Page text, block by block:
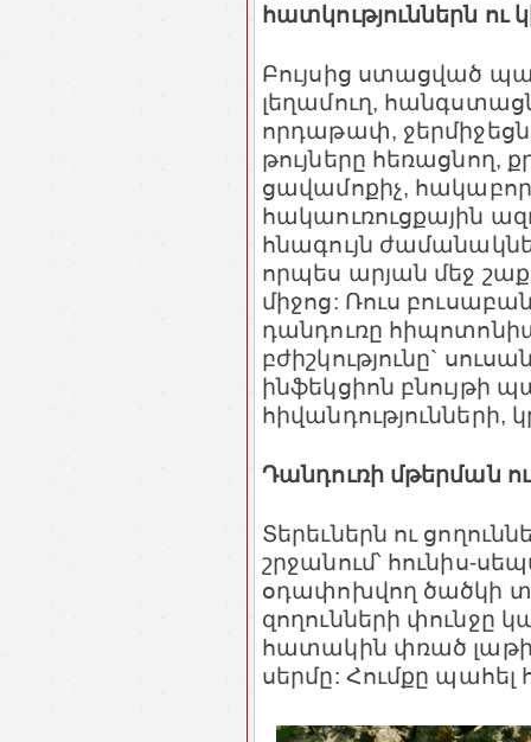
հատկություններն ու
Բույսից ստացված
լեղամուղ,
որդաթափ,
թույները հեռացնող,
ցավամոքիչ,
հակաուռուցքային
հնագույն
որպես արյան մեջ
միջոց: Ռուս
դանդուռը
բժիշկությունը`
ինֆեկցիոն բնույթի
հիվանդությունների,
Դանդուռի մթերման
Տերեւներն ու
շրջանում՝ հունիս-
օդափոխվող ծածկի
զողունների փունջը
հատակին փռած
սերմը: Հումքը պահել